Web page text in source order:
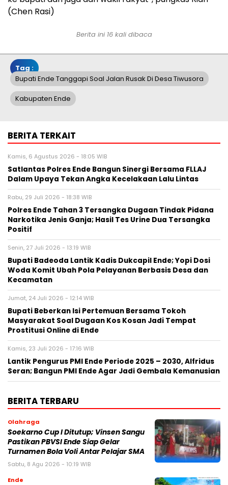
(Chen Rasi)
Berita ini 16 kali dibaca
Tag :
Bupati Ende Tanggapi Soal Jalan Rusak Di Desa Tiwusora
Kabupaten Ende
BERITA TERKAIT
Kamis, 6 Agustus 2026 - 18:05 WIB
Satlantas Polres Ende Bangun Sinergi Bersama FLLAJ
Dalam Upaya Tekan Angka Kecelakaan Lalu Lintas
Rabu, 29 Juli 2026 - 18:38 WIB
Polres Ende Tahan 3 Tersangka Dugaan Tindak Pidana
Narkotika Jenis Ganja; Hasil Tes Urine Dua Tersangka
Positif
Senin, 27 Juli 2026 - 13:19 WIB
Bupati Badeoda Lantik Kadis Dukcapil Ende; Yopi Dosi
Woda Komit Ubah Pola Pelayanan Berbasis Desa dan
Kecamatan
Jumat, 24 Juli 2026 - 12:14 WIB
Bupati Beberkan Isi Pertemuan Bersama Tokoh
Masyarakat Soal Dugaan Kos Kosan Jadi Tempat
Prostitusi Online di Ende
Kamis, 23 Juli 2026 - 17:16 WIB
Lantik Pengurus PMI Ende Periode 2025 – 2030, Alfridus
Seran; Bangun PMI Ende Agar Jadi Gembala Kemanusian
BERITA TERBARU
Olahraga
Soekarno Cup I Ditutup; Vinsen Sangu
Pastikan PBVSI Ende Siap Gelar
Turnamen Bola Voli Antar Pelajar SMA
Sabtu, 8 Agu 2026 - 10:19 WIB
Ende